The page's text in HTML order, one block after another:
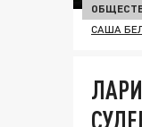
САША